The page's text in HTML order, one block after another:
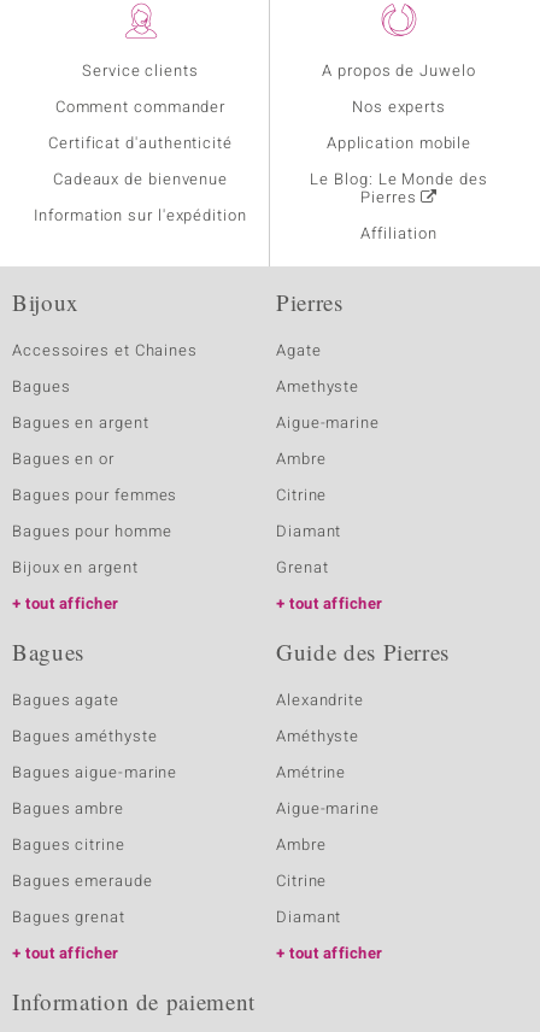
Service clients
Comment commander
Certificat d'authenticité
Cadeaux de bienvenue
Information sur l'expédition
A propos de Juwelo
Nos experts
Application mobile
Le Blog: Le Monde des
Pierres
Affiliation
Bijoux
Accessoires et Chaines
Bagues
Bagues en argent
Bagues en or
Bagues pour femmes
Bagues pour homme
Bijoux en argent
tout afficher
Pierres
Agate
Amethyste
Aigue-marine
Ambre
Citrine
Diamant
Grenat
tout afficher
Bagues
Bagues agate
Bagues améthyste
Bagues aigue-marine
Bagues ambre
Bagues citrine
Bagues emeraude
Bagues grenat
tout afficher
Guide des Pierres
Alexandrite
Améthyste
Amétrine
Aigue-marine
Ambre
Citrine
Diamant
tout afficher
Information de paiement